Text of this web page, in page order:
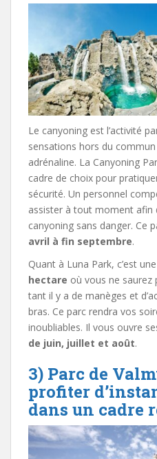
Le canyoning est l’activité
sensations hors du
adrénaline. La Canyoning
cadre de choix pour
sécurité. Un personnel
assister à tout moment afin
canyoning sans danger. Ce
avril à fin septembre.
Quant à Luna Park, c’est
hectare où vous ne saurez
tant il y a de manèges et
bras. Ce parc rendra vos
inoubliables. Il vous ouvre
de juin, juillet et août.
3) Parc de
profiter
dans un cadre